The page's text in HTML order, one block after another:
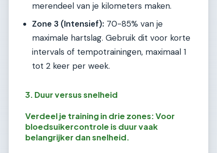
merendeel van je kilometers maken.
Zone 3 (Intensief): 70-85% van je
maximale hartslag. Gebruik dit voor korte
intervals of tempotrainingen, maximaal 1
tot 2 keer per week.
3. Duur versus snelheid
Verdeel je training in drie zones: Voor
bloedsuikercontrole is duur vaak
belangrijker dan snelheid.